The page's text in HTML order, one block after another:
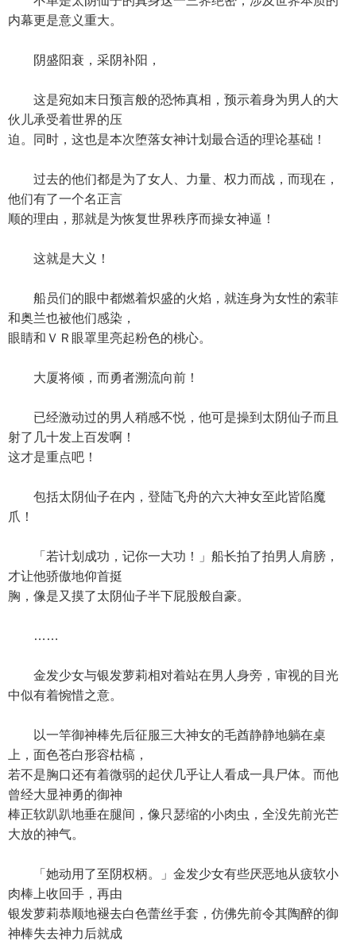
内幕更是意义重大。
阴盛阳衰，采阴补阳，
这是宛如末日预言般的恐怖真相，预示着身为男人的大
伙儿承受着世界的压
迫。同时，这也是本次堕落女神计划最合适的理论基础！
过去的他们都是为了女人、力量、权力而战，而现在，
他们有了一个名正言
顺的理由，那就是为恢复世界秩序而操女神逼！
这就是大义！
船员们的眼中都燃着炽盛的火焰，就连身为女性的索菲
和奥兰也被他们感染，
眼睛和ＶＲ眼罩里亮起粉色的桃心。
大厦将倾，而勇者溯流向前！
已经激动过的男人稍感不悦，他可是操到太阴仙子而且
射了几十发上百发啊！
这才是重点吧！
包括太阴仙子在内，登陆飞舟的六大神女至此皆陷魔
爪！
「若计划成功，记你一大功！」船长拍了拍男人肩膀，
才让他骄傲地仰首挺
胸，像是又摸了太阴仙子半下屁股般自豪。
……
金发少女与银发萝莉相对着站在男人身旁，审视的目光
中似有着惋惜之意。
以一竿御神棒先后征服三大神女的毛酋静静地躺在桌
上，面色苍白形容枯槁，
若不是胸口还有着微弱的起伏几乎让人看成一具尸体。而他
曾经大显神勇的御神
棒正软趴趴地垂在腿间，像只瑟缩的小肉虫，全没先前光芒
大放的神气。
「她动用了至阴权柄。」金发少女有些厌恶地从疲软小
肉棒上收回手，再由
银发萝莉恭顺地褪去白色蕾丝手套，仿佛先前令其陶醉的御
神棒失去神力后就成